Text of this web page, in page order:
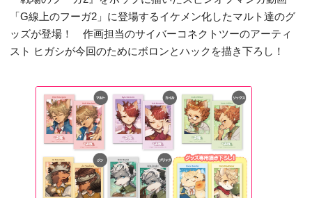
「G線上のフーガ2」に登場するイケメン化したマルト達のグ
ッズが登場！ 作画担当のサイバーコネクトツーのアーティ
スト ヒガシが今回のためにボロンとハックを描き下ろし！